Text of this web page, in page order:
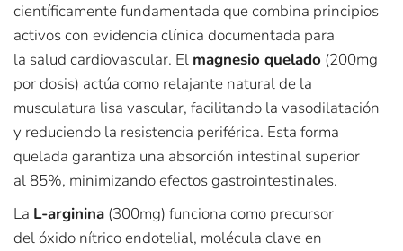
científicamente fundamentada que combina principios
activos con evidencia clínica documentada para
la salud cardiovascular. El magnesio quelado (200mg
por dosis) actúa como relajante natural de la
musculatura lisa vascular, facilitando la vasodilatación
y reduciendo la resistencia periférica. Esta forma
quelada garantiza una absorción intestinal superior
al 85%, minimizando efectos gastrointestinales.​
La L-arginina (300mg) funciona como precursor
del óxido nítrico endotelial, molécula clave en